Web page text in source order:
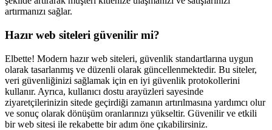
artırmanızı sağlar.
Hazır web siteleri güvenilir mi?
Elbette! Modern hazır web siteleri, güvenlik standartlarına uygun
olarak tasarlanmış ve düzenli olarak güncellenmektedir. Bu siteler,
veri güvenliğinizi sağlamak için en iyi güvenlik protokollerini
kullanır. Ayrıca, kullanıcı dostu arayüzleri sayesinde
ziyaretçilerinizin sitede geçirdiği zamanın artırılmasına yardımcı olur
ve sonuç olarak dönüşüm oranlarınızı yükseltir. Güvenilir ve etkili
bir web sitesi ile rekabette bir adım öne çıkabilirsiniz.